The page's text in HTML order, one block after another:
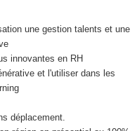
une gestion talents et une
innovantes en RH
et l'utiliser dans les
déplacement.